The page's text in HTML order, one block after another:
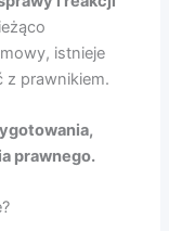
istnieje
z prawnikiem.
prawnego.